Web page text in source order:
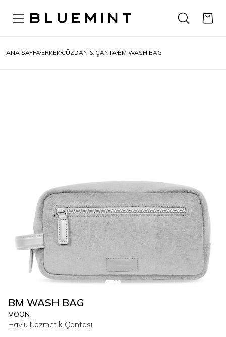
ANA SAYFA ERKEK CÜZDAN & ÇANTA BM WASH BAG
BM WASH BAG
MOON
Havlu Kozmetik Çantası